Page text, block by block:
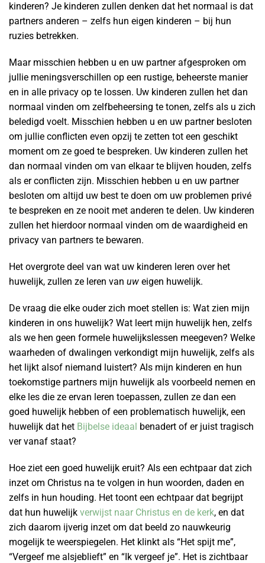
kinderen? Je kinderen zullen denken dat het normaal is dat
partners anderen – zelfs hun eigen kinderen – bij hun
ruzies betrekken.
Maar misschien hebben u en uw partner afgesproken om
jullie meningsverschillen op een rustige, beheerste manier
en in alle privacy op te lossen. Uw kinderen zullen het dan
normaal vinden om zelfbeheersing te tonen, zelfs als u zich
beledigd voelt. Misschien hebben u en uw partner besloten
om jullie conflicten even opzij te zetten tot een geschikt
moment om ze goed te bespreken. Uw kinderen zullen het
dan normaal vinden om van elkaar te blijven houden, zelfs
als er conflicten zijn. Misschien hebben u en uw partner
besloten om altijd uw best te doen om uw problemen privé
te bespreken en ze nooit met anderen te delen. Uw kinderen
zullen het hierdoor normaal vinden om de waardigheid en
privacy van partners te bewaren.
Het overgrote deel van wat uw kinderen leren over het
huwelijk, zullen ze leren van uw eigen huwelijk.
De vraag die elke ouder zich moet stellen is: Wat zien mijn
kinderen in ons huwelijk? Wat leert mijn huwelijk hen, zelfs
als we hen geen formele huwelijkslessen meegeven? Welke
waarheden of dwalingen verkondigt mijn huwelijk, zelfs als
het lijkt alsof niemand luistert? Als mijn kinderen en hun
toekomstige partners mijn huwelijk als voorbeeld nemen en
elke les die ze ervan leren toepassen, zullen ze dan een
goed huwelijk hebben of een problematisch huwelijk, een
huwelijk dat het Bijbelse ideaal benadert of er juist tragisch
ver vanaf staat?
Hoe ziet een goed huwelijk eruit? Als een echtpaar dat zich
inzet om Christus na te volgen in hun woorden, daden en
zelfs in hun houding. Het toont een echtpaar dat begrijpt
dat hun huwelijk verwijst naar Christus en de kerk, en dat
zich daarom ijverig inzet om dat beeld zo nauwkeurig
mogelijk te weerspiegelen. Het klinkt als “Het spijt me”,
“Vergeef me alsjeblieft” en “Ik vergeef je”. Het is zichtbaar